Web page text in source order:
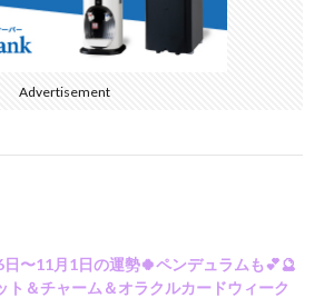
Advertisement
日〜11月1日の運勢🍀ペンデュラムも💕🔮
ト＆チャーム＆オラクルカードウィーク